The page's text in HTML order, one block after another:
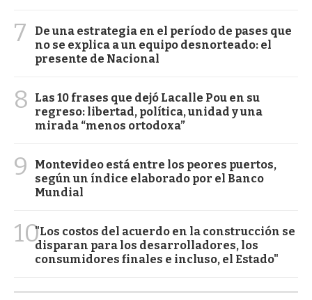
7
De una estrategia en el período de pases que
no se explica a un equipo desnorteado: el
presente de Nacional
8
Las 10 frases que dejó Lacalle Pou en su
regreso: libertad, política, unidad y una
mirada “menos ortodoxa”
9
Montevideo está entre los peores puertos,
según un índice elaborado por el Banco
Mundial
10"Los costos del acuerdo en la construcción se
disparan para los desarrolladores, los
consumidores finales e incluso, el Estado"